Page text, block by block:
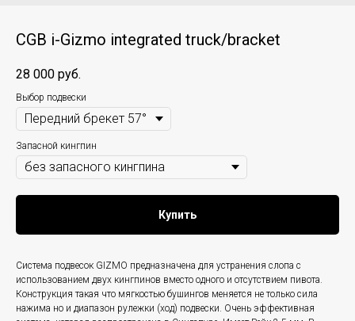
CGB i-Gizmo integrated truck/bracket
28 000 руб.
Выбор подвески
Запасной кингпин
Купить
Система подвесок GIZMO предназначена для устранения слопа с
использованием двух кингпинов вместо одного и отсутствием пивота.
Конструкция такая что мягкостью бушингов меняется не только сила
нажима но и диапазон рулежки (ход) подвески. Очень эффективная